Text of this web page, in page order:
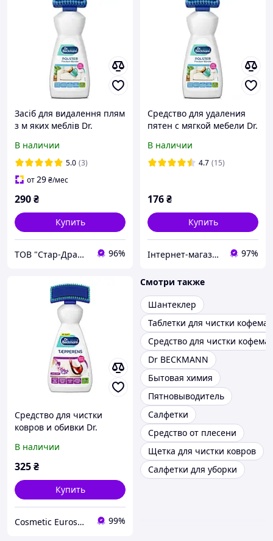
Засіб для видалення плям
з м яких меблів Dr.
В наличии
5.0 (3)
от29₴/мес
290₴
Купить
ТОВ "Стар-Драйв" 96%
Средство для удаления
пятен с мягкой мебели Dr.
В наличии
4.7 (15)
176₴
Купить
Інтернет-магазин підгузників та побутової хімії VIKI Home 97%
Средство для чистки
ковров и обивки Dr.
(Аромат фиалки) с щеткой
650 мл
В наличии
325₴
Купить
Cosmetic Euroshop 99%
Смотри также
Шантеклер
Таблетки для чистки
Средство для чистки
Dr BECKMANN
Бытовая химия
Пятновыводитель
Салфетки
Средство от плесени
Щетка для чистки ковров
Салфетки для уборки